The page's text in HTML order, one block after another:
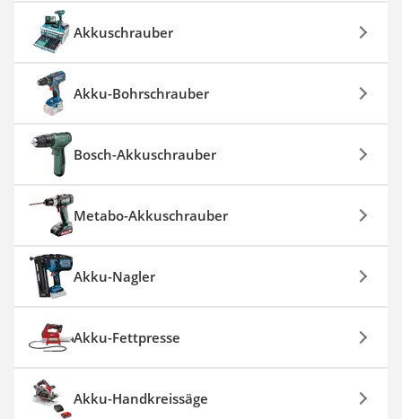
Akkuschrauber
Akku-Bohrschrauber
Bosch-Akkuschrauber
Metabo-Akkuschrauber
Akku-Nagler
Akku-Fettpresse
Akku-Handkreissäge